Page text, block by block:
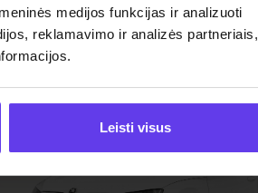
medijos funkcijas ir analizuoti
reklamavimo ir analizės partneriais,
Leisti visus
5 žmonės Kondicionierius